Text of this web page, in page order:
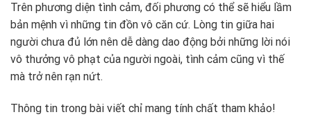
Trên phương diện tình cảm, đối phương có thể sẽ hiểu lầm
bản mệnh vì những tin đồn vô căn cứ. Lòng tin giữa hai
người chưa đủ lớn nên dễ dàng dao động bởi những lời nói
vô thưởng vô phạt của người ngoài, tình cảm cũng vì thế
mà trở nên rạn nứt.
Thông tin trong bài viết chỉ mang tính chất tham khảo!